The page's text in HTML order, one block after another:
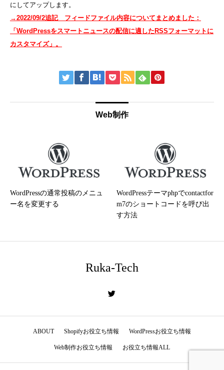
にしてアップします。
→2022/09/2追記 フィードファイル内容についてまとめました：
「WordPressをスマートニュースの配信に適したRSSフォーマットに
カスタマイズ」。
Web制作
WordPressの通常投稿のメニュ
ー名を変更する
WordPressテーマphpでcontactfor
m7のショートコードを呼び出
す方法
Ruka-Tech
ABOUT Shopifyお役立ち情報 WordPressお役立ち情報
Web制作お役立ち情報 お役立ち情報ALL